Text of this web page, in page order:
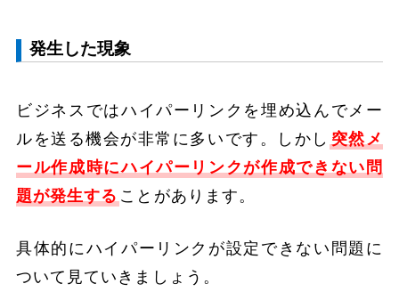
発生した現象
ビジネスではハイパーリンクを埋め込んでメー
ルを送る機会が非常に多いです。しかし 突然メ
ール作成時にハイパーリンクが作成できない問
題が発生する ことがあります。
具体的にハイパーリンクが設定できない問題に
ついて見ていきましょう。